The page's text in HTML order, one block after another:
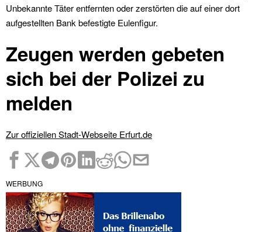
Unbekannte Täter entfernten oder zerstörten die auf einer dort
aufgestellten Bank befestigte Eulenfigur.
Zeugen werden gebeten
sich bei der Polizei zu
melden
Zur offiziellen Stadt-Webseite Erfurt.de
WERBUNG